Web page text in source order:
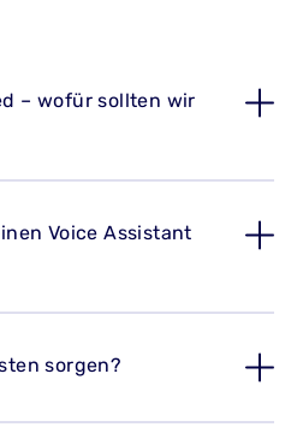
– wofür sollten wir
Voice Assistant
sorgen?